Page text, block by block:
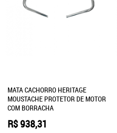
MATA CACHORRO HERITAGE
MOUSTACHE PROTETOR DE MOTOR
COM BORRACHA
R$ 938,31